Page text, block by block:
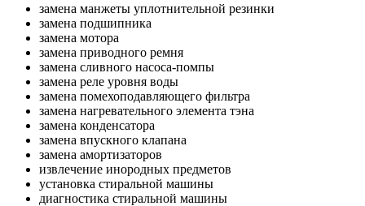
замена манжеты уплотнительной резинки
замена подшипника
замена мотора
замена приводного ремня
замена сливного насоса-помпы
замена реле уровня воды
замена помехоподавляющего фильтра
замена нагревательного элемента тэна
замена конденсатора
замена впускного клапана
замена амортизаторов
извлечение инородных предметов
установка стиральной машины
диагностика стиральной машины